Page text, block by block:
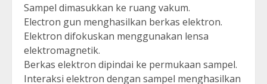
Sampel dimasukkan ke ruang vakum.
Electron gun menghasilkan berkas elektron.
Elektron difokuskan menggunakan lensa
elektromagnetik.
Berkas elektron dipindai ke permukaan sampel.
Interaksi elektron dengan sampel menghasilkan